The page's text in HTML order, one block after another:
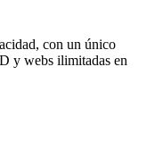
con un único
y webs ilimitadas en